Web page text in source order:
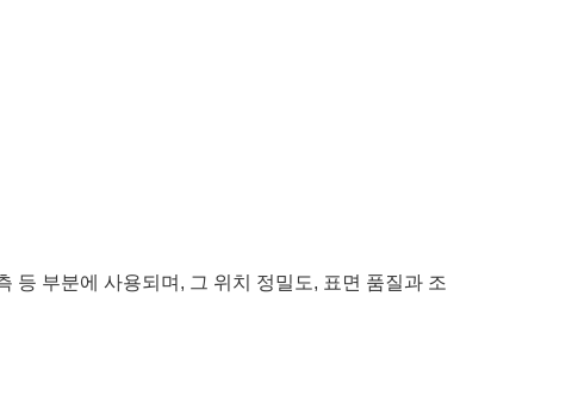
등 부분에 사용되며, 그 위치 정밀도, 표면 품질과 조